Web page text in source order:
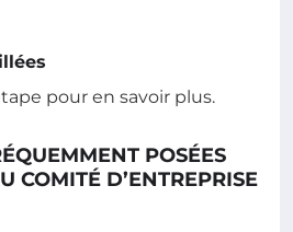
pour en savoir plus.
POSÉES
COMITÉ D’ENTREPRISE